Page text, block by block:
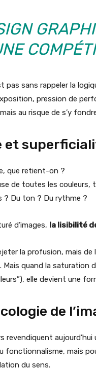
pas sans rappeler la
pression de
au risque de s’y
et
que retient-on ?
de toutes les
Du ton ? Du rythme ?
d’images, la lisibilité
la profusion, mais de
Mais quand la saturation
elle devient une
de
revendiquent
fonctionnalisme, mais
du sens.